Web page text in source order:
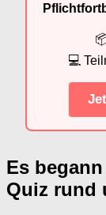
💻
Es
Quiz rund